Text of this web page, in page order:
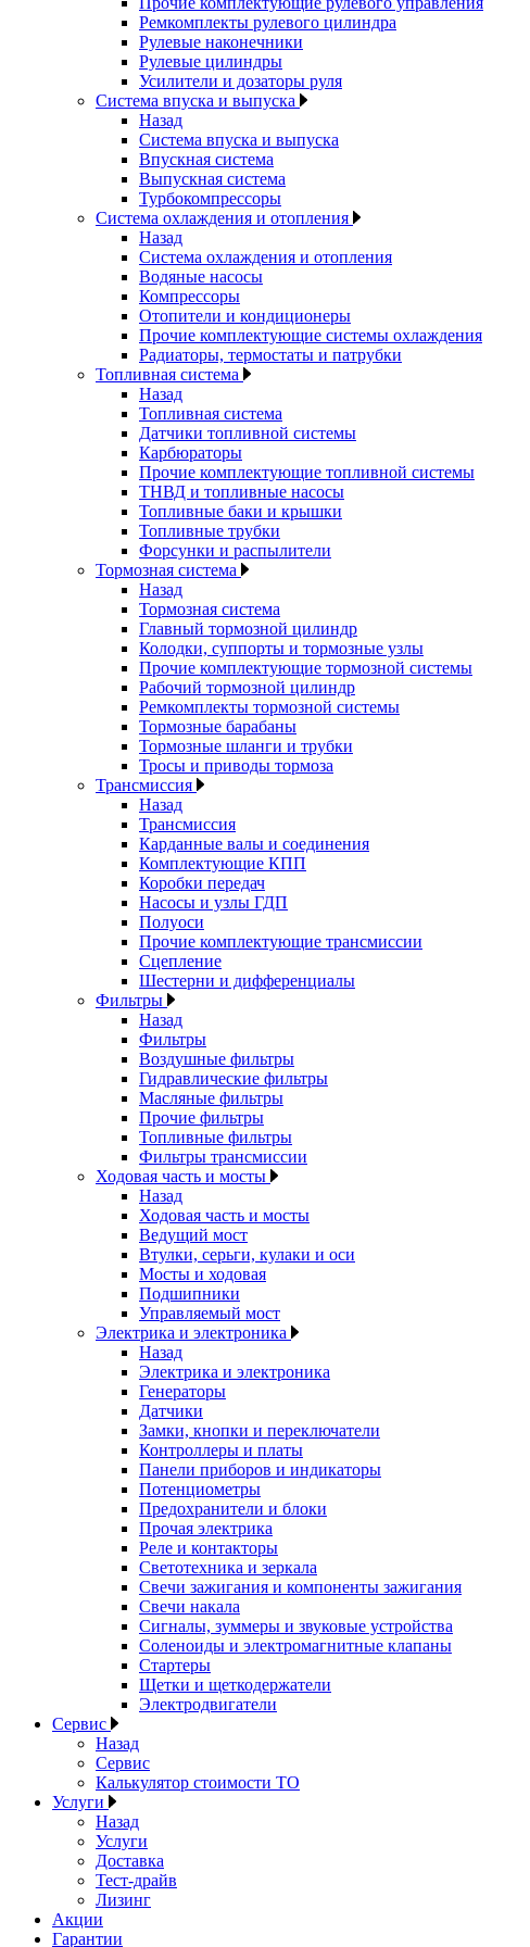
Ремкомплекты рулевого цилиндра
Рулевые наконечники
Рулевые цилиндры
Усилители и дозаторы руля
Система впуска и выпуска
Назад
Система впуска и выпуска
Впускная система
Выпускная система
Турбокомпрессоры
Система охлаждения и отопления
Назад
Система охлаждения и отопления
Водяные насосы
Компрессоры
Отопители и кондиционеры
Прочие комплектующие системы охлаждения
Радиаторы, термостаты и патрубки
Топливная система
Назад
Топливная система
Датчики топливной системы
Карбюраторы
Прочие комплектующие топливной системы
ТНВД и топливные насосы
Топливные баки и крышки
Топливные трубки
Форсунки и распылители
Тормозная система
Назад
Тормозная система
Главный тормозной цилиндр
Колодки, суппорты и тормозные узлы
Прочие комплектующие тормозной системы
Рабочий тормозной цилиндр
Ремкомплекты тормозной системы
Тормозные барабаны
Тормозные шланги и трубки
Тросы и приводы тормоза
Трансмиссия
Назад
Трансмиссия
Карданные валы и соединения
Комплектующие КПП
Коробки передач
Насосы и узлы ГДП
Полуоси
Прочие комплектующие трансмиссии
Сцепление
Шестерни и дифференциалы
Фильтры
Назад
Фильтры
Воздушные фильтры
Гидравлические фильтры
Масляные фильтры
Прочие фильтры
Топливные фильтры
Фильтры трансмиссии
Ходовая часть и мосты
Назад
Ходовая часть и мосты
Ведущий мост
Втулки, серьги, кулаки и оси
Мосты и ходовая
Подшипники
Управляемый мост
Электрика и электроника
Назад
Электрика и электроника
Генераторы
Датчики
Замки, кнопки и переключатели
Контроллеры и платы
Панели приборов и индикаторы
Потенциометры
Предохранители и блоки
Прочая электрика
Реле и контакторы
Светотехника и зеркала
Свечи зажигания и компоненты зажигания
Свечи накала
Сигналы, зуммеры и звуковые устройства
Соленоиды и электромагнитные клапаны
Стартеры
Щетки и щеткодержатели
Электродвигатели
Сервис
Назад
Сервис
Калькулятор стоимости ТО
Услуги
Назад
Услуги
Доставка
Тест-драйв
Лизинг
Акции
Гарантии